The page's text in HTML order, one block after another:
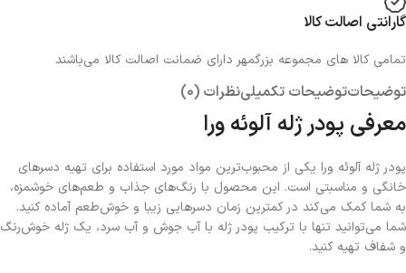
گارانتی اصالت کالا
تمامی کالا های مجموعه بزرگمهر دارای ضمانت اصالت کالا می‌باشند
توضیحاتتوضیحات تکمیلینظرات (0)
معرفی پودر ژله آلوئه ورا
پودر ژله آلوئه ورا یکی از محبوب‌ترین مواد مورد استفاده برای تهیه دسرهای
خانگی و مناسبتی است. این محصول با رنگ‌های جذاب و طعم‌های خوشمزه،
به شما کمک می‌کند در کمترین زمان دسرهایی زیبا و خوش‌طعم آماده کنید.
شما می‌توانید تنها با ترکیب پودر ژله با آب جوش و آب سرد، یک ژله خوش‌رنگ
و شفاف تهیه کنید.